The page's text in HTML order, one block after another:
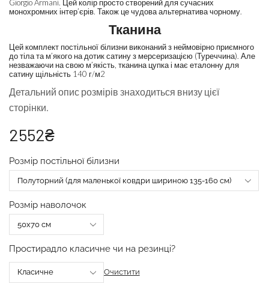
Giorgio Armani. Цей колір просто створений для сучасних
монохромних інтер’єрів. Також цечудова альтернатива чорному.
Тканина
Цей комплект постільної білизни виконаний з неймовірно приємного
до тіла та м’якого на дотик сатину з мерсеризацією (Туреччина). Але
незважаючи на свою м’якість, тканина цупка і має еталонну для
сатину щільність 140 г/м2
Детальний опис розмірів знаходиться внизу цієї
сторінки.
2552₴
Розмір постільної білизни
Розмір наволочок
Простирадло класичне чи на резинці?
Очистити